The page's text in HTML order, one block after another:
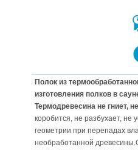
Полок из
изготовления полков в
Термодревесина не гниет,
коробится, не разбухает, не
геометрии при перепадах
необработанной